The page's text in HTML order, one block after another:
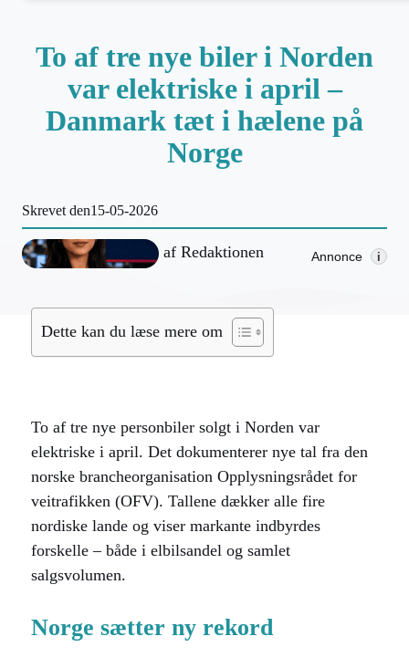
To af tre nye biler i Norden
var elektriske i april –
Danmark tæt i hælene på
Norge
Skrevet den15-05-2026
af Redaktionen Annonce i
Dette kan du læse mere om
To af tre nye personbiler solgt i Norden var
elektriske i april. Det dokumenterer nye tal fra den
norske brancheorganisation Opplysningsrådet for
veitrafikken (OFV). Tallene dækker alle fire
nordiske lande og viser markante indbyrdes
forskelle – både i elbilsandel og samlet
salgsvolumen.
Norge sætter ny rekord